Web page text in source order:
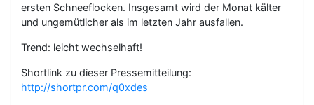
ersten Schneeflocken. Insgesamt wird der Monat kälter
und ungemütlicher als im letzten Jahr ausfallen.
Trend: leicht wechselhaft!
Shortlink zu dieser Pressemitteilung:
http://shortpr.com/q0xdes